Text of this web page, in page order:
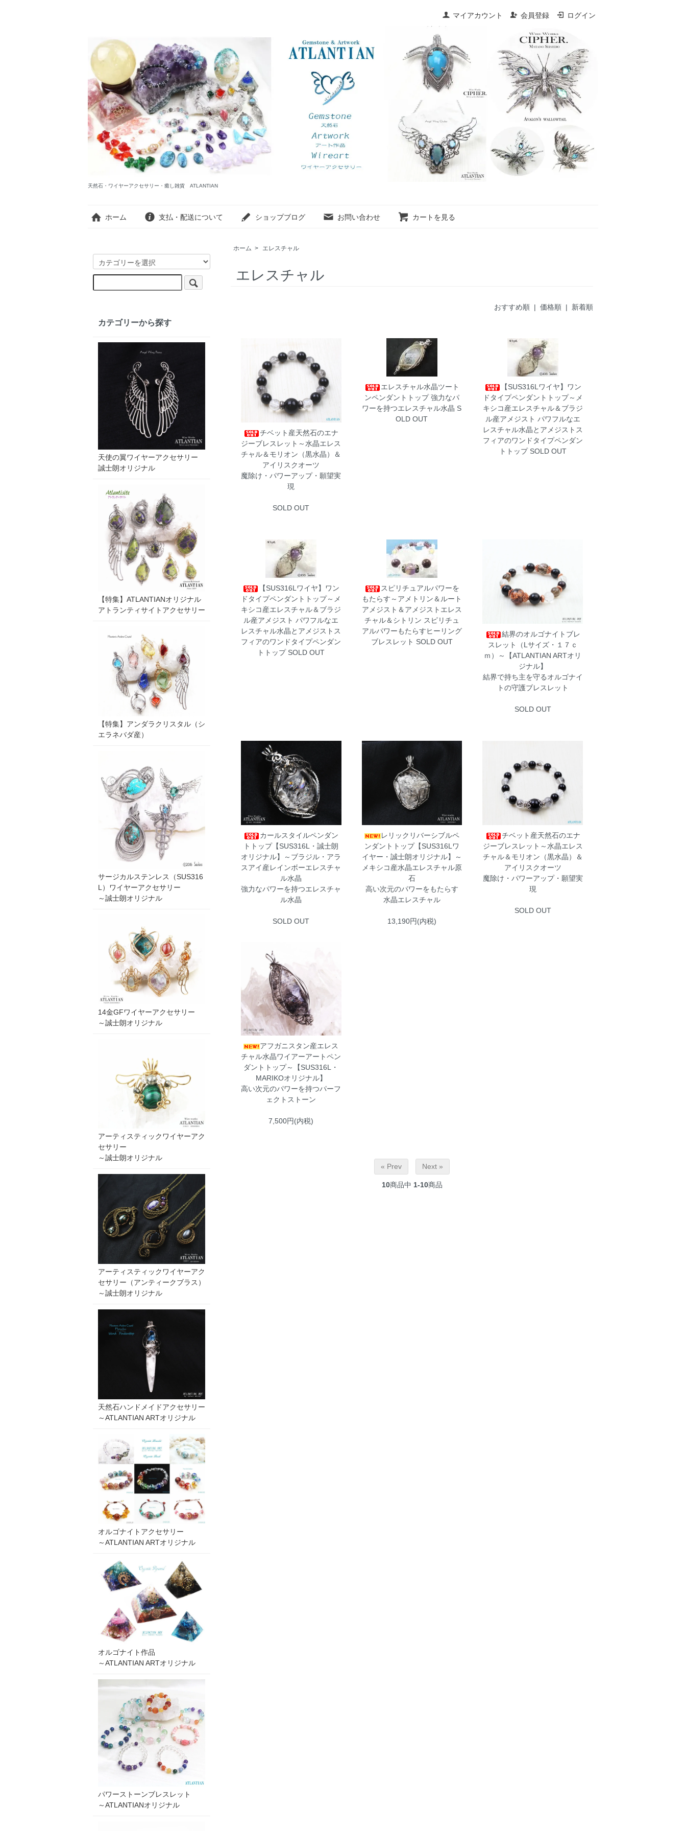
マイアカウント 会員登録 ログイン
天然石・ワイヤーアクセサリー・癒し雑貨 ATLANTIAN
ホーム 支払・配送について ショップブログ お問い合わせ カートを見る
ホーム > エレスチャル
エレスチャル
おすすめ順 | 価格順 | 新着順
チベット産天然石のエナ
ジーブレスレット～水晶エレス
チャル＆モリオン（黒水晶）＆
アイリスクオーツ
魔除け・パワーアップ・願望実
現
SOLD OUT
エレスチャル水晶ツート
ンペンダントトップ強力なパ
ワーを持つエレスチャル水晶 S
OLD OUT
【SUS316Lワイヤ】ワン
ドタイプペンダントトップ～メ
キシコ産エレスチャル＆ブラジ
ル産アメジスト パワフルなエ
レスチャル水晶とアメジストス
フィアのワンドタイプペンダン
トトップ SOLD OUT
【SUS316Lワイヤ】ワン
ドタイプペンダントトップ～メ
キシコ産エレスチャル＆ブラジ
ル産アメジスト パワフルなエ
レスチャル水晶とアメジストス
フィアのワンドタイプペンダン
トトップ SOLD OUT
スピリチュアルパワーを
もたらす～アメトリン＆ルート
アメジスト＆アメジストエレス
チャル＆シトリン スピリチュ
アルパワーもたらすヒーリング
ブレスレット SOLD OUT
結界のオルゴナイトブレ
スレット（Lサイズ・１７ｃ
ｍ）～【ATLANTIAN ARTオリ
ジナル】
結界で持ち主を守るオルゴナイ
トの守護ブレスレット
SOLD OUT
カールスタイルペンダン
トトップ【SUS316L・誠士朗
オリジナル】～ブラジル・アラ
スアイ産レインボーエレスチャ
ル水晶
強力なパワーを持つエレスチャ
ル水晶
SOLD OUT
レリックリバーシブルペ
ンダントトップ【SUS316Lワ
イヤー・誠士朗オリジナル】～
メキシコ産水晶エレスチャル原
石
高い次元のパワーをもたらす
水晶エレスチャル
13,190円(内税)
チベット産天然石のエナ
ジーブレスレット～水晶エレス
チャル＆モリオン（黒水晶）＆
アイリスクオーツ
魔除け・パワーアップ・願望実
現
SOLD OUT
アフガニスタン産エレス
チャル水晶ワイアーアートペン
ダントトップ～【SUS316L・
MARIKOオリジナル】
高い次元のパワーを持つパーフ
ェクトストーン
7,500円(内税)
« Prev Next »
10商品中 1-10商品
カテゴリーから探す
天使の翼ワイヤーアクセサリー
誠士朗オリジナル
【特集】ATLANTIANオリジナル
アトランティサイトアクセサリー
【特集】アンダラクリスタル（シ
エラネバダ産）
サージカルステンレス（SUS316
L）ワイヤーアクセサリー
～誠士朗オリジナル
14金GFワイヤーアクセサリー
～誠士朗オリジナル
アーティスティックワイヤーアク
セサリー
～誠士朗オリジナル
アーティスティックワイヤーアク
セサリー（アンティークブラス）
～誠士朗オリジナル
天然石ハンドメイドアクセサリー
～ATLANTIAN ARTオリジナル
オルゴナイトアクセサリー
～ATLANTIAN ARTオリジナル
オルゴナイト作品
～ATLANTIAN ARTオリジナル
パワーストーンブレスレット
～ATLANTIANオリジナル